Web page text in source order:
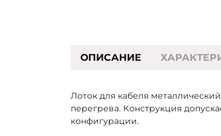
ОПИСАНИЕ
Лоток для кабеля
перегрева. Конструкция
конфигурации.